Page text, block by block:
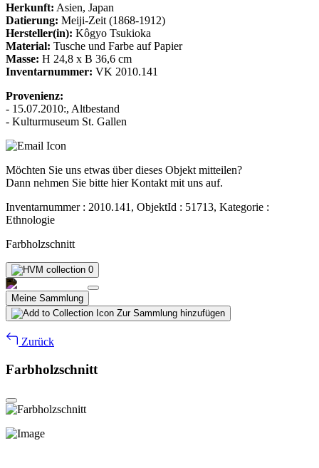
Herkunft: Asien, Japan
Datierung: Meiji-Zeit (1868-1912)
Hersteller(in): Kôgyo Tsukioka
Material: Tusche und Farbe auf Papier
Masse: H 24,8 x B 36,6 cm
Inventarnummer: VK 2010.141
Provenienz:
- 15.07.2010:, Altbestand
- Kulturmuseum St. Gallen
Möchten Sie uns etwas über dieses Objekt mitteilen?
Dann nehmen Sie bitte hier Kontakt mit uns auf.
Inventarnummer : 2010.141, ObjektId : 51713, Kategorie :
Ethnologie
Farbholzschnitt
0
Meine Sammlung
Zur Sammlung hinzufügen
Zurück
Farbholzschnitt